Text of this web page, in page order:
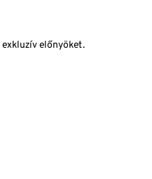
exkluzív előnyöket.